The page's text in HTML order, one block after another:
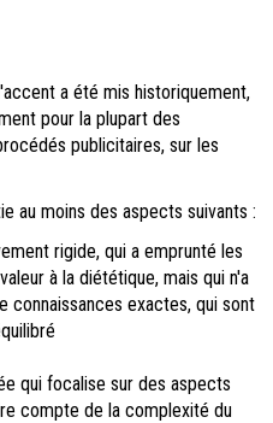
a été mis historiquement,
pour la plupart des
publicitaires, sur les
au moins des aspects suivants :
rigide, qui a emprunté les
à la diététique, mais qui n'a
connaissances exactes, qui sont
qui focalise sur des aspects
compte de la complexité du